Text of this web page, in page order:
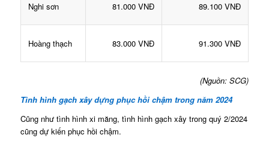
Nghi sơn 81.000 VNĐ 89.100 VNĐ
Hoàng thạch 83.000 VNĐ 91.300 VNĐ
(Nguồn: SCG)
Tình hình gạch xây dựng phục hồi chậm trong năm 2024
Cũng như tình hình xi măng, tình hình gạch xây trong quý 2/2024
cũng dự kiến phục hồi chậm.